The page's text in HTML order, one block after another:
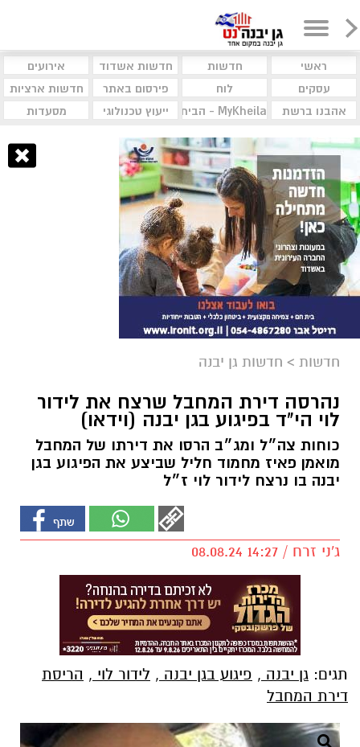
ראשי חדשות חדשות אשדוד
אירועים
עסקים
לוח פירסום באתר
חדשות ארציות
אהבנו ברשת
MyKheila - הבית לעסקים וקהילות ייעוץ טכנולוגי מסעדות
חדשות > חדשות גן יבנה
נהרסה דירת המחבל שרצח את לידור
לוי הי"ד בפיגוע בגן יבנה (וידאו)
כוחות צה״ל ומג״ב הרסו את דירתו של המחבל
מואמן פאיז מחמוד חליל שביצע את הפיגוע בגן
יבנה בו נרצח לידור לוי ז״ל
ג'ני זרח / 14:27 08.08.24
תגים: גן יבנה , פיגוע בגן יבנה , לידור לוי , הריסת
דירת המחבל